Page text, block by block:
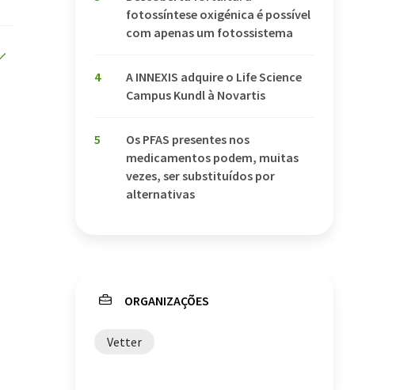
fotossíntese oxigénica é possível
com apenas um fotossistema
4
A INNEXIS adquire o Life Science
Campus Kundl à Novartis
5
Os PFAS presentes nos
medicamentos podem, muitas
vezes, ser substituídos por
alternativas
ORGANIZAÇÕES
Vetter